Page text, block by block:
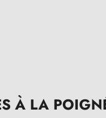
À LA